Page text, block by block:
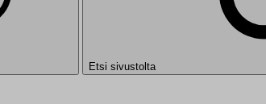
Etsi sivustolta